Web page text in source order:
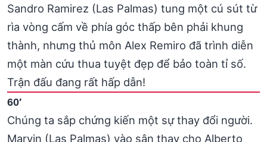
Sandro Ramirez (Las Palmas) tung một cú sút từ
rìa vòng cấm về phía góc thấp bên phải khung
thành, nhưng thủ môn Alex Remiro đã trình diễn
một màn cứu thua tuyệt đẹp để bảo toàn tỉ số.
Trận đấu đang rất hấp dẫn!
60′
Chúng ta sắp chứng kiến một sự thay đổi người.
Marvin (Las Palmas) vào sân thay cho Alberto